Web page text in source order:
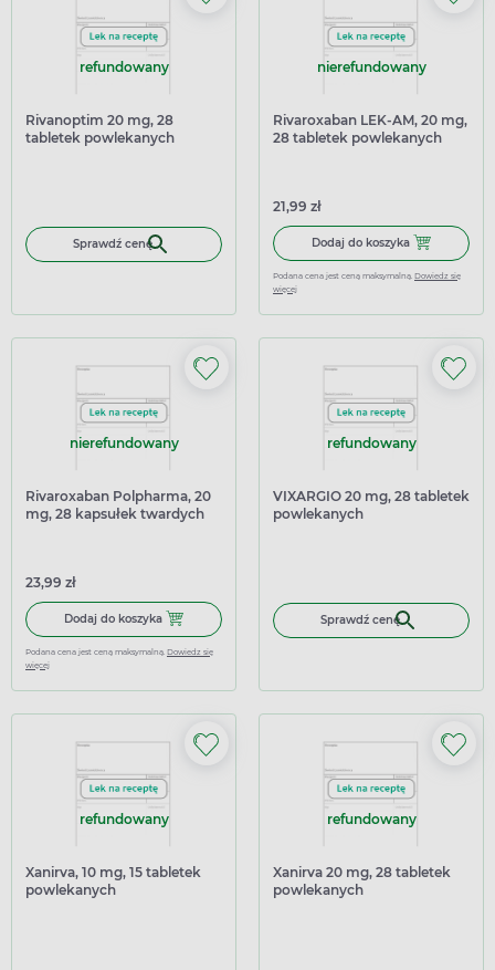
refundowany
Rivanoptim 20 mg, 28
tabletek powlekanych
Sprawdź cenę
nierefundowany
Rivaroxaban LEK-AM, 20 mg,
28 tabletek powlekanych
21,99 zł
Dodaj do koszyka Dodaj do
Podana cena jest ceną maksymalną. Dowiedz się
więcej
nierefundowany
Rivaroxaban Polpharma, 20
mg, 28 kapsułek twardych
23,99 zł
Dodaj do koszyka Dodaj do koszyka Rivaroxaban Polpharma, 20 mg, 28
Podana cena jest ceną maksymalną. Dowiedz się
więcej
refundowany
VIXARGIO 20 mg, 28 tabletek
powlekanych
Sprawdź cenę
refundowany
Xanirva, 10 mg, 15 tabletek
powlekanych
refundowany
Xanirva 20 mg, 28 tabletek
powlekanych